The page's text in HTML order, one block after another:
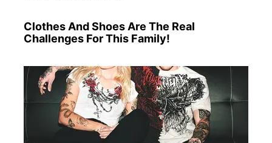
Clothes And Shoes Are The Real
Challenges For This Family!